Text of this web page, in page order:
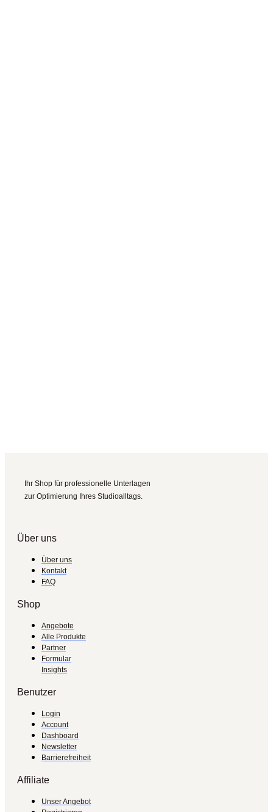
Ihr Shop für professionelle Unterlagen
zur Optimierung Ihres Studioalltags.
Über uns
Über uns
Kontakt
FAQ
Shop
Angebote
Alle Produkte
Partner
Formular
Insights
Benutzer
Login
Account
Dashboard
Newsletter
Barrierefreiheit
Affiliate
Unser Angebot